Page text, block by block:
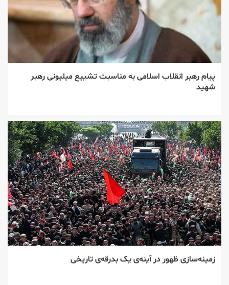
پیام رهبر انقلاب اسلامی به مناسبت تشییع میلیونی رهبر
شهید
زمینه‌سازی ظهور در آینه‌ی یک بدرقه‌ی تاریخی